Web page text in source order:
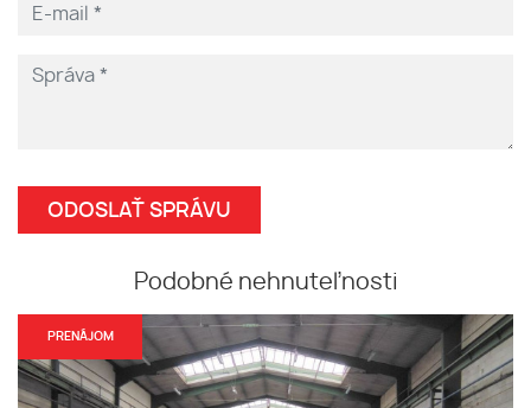
Podobné nehnuteľnosti
PRENÁJOM